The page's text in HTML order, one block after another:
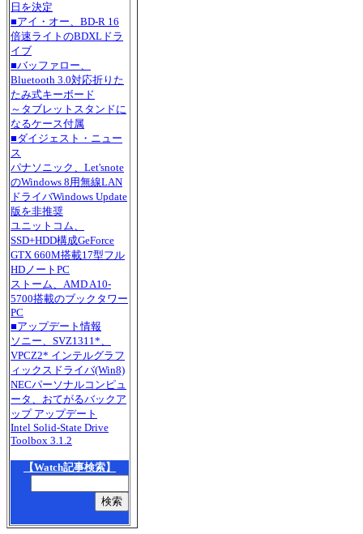
日を決定
■アイ・オー、BD-R 16
倍速ライトのBDXLドラ
イブ
■バッファロー、
Bluetooth 3.0対応折りた
たみ式キーボード
～タブレットスタンドに
なるケース付属
■ダイジェスト・ニュー
ス
パナソニック、Let'snote
のWindows 8用無線LAN
ドライバWindows Update
版を非推奨
ユニットコム、
SSD+HDD構成GeForce
GTX 660M搭載17型フル
HDノートPC
ストーム、AMD A10-
5700搭載のブックタワー
PC
■アップデート情報
ソニー、SVZ1311*、
VPCZ2* インテルグラフ
ィックスドライバ(Win8)
NECパーソナルコンピュ
ータ、おてがるバックア
ップ アップデート
Intel Solid-State Drive
Toolbox 3.1.2
【Watch記事検索】